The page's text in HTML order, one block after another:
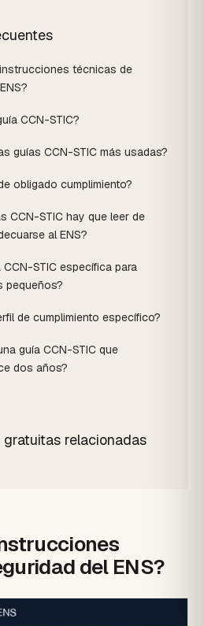
técnicas de
CCN-STIC?
guías CCN-STIC más usadas?
obligado cumplimiento?
CCN-STIC hay que leer de
al ENS?
CCN-STIC específica para
pequeños?
de cumplimiento específico?
guía CCN-STIC que
dos años?
gratuitas relacionadas
del ENS?